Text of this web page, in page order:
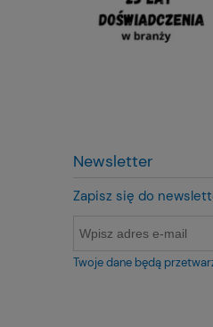
Newsletter
Zapisz się do
Twoje dane będą